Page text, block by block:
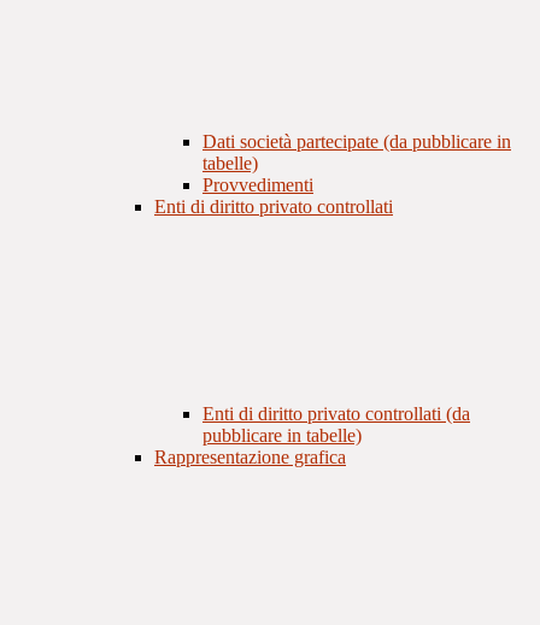
Dati società partecipate (da pubblicare in
tabelle)
Provvedimenti
Enti di diritto privato controllati
Enti di diritto privato controllati (da
pubblicare in tabelle)
Rappresentazione grafica